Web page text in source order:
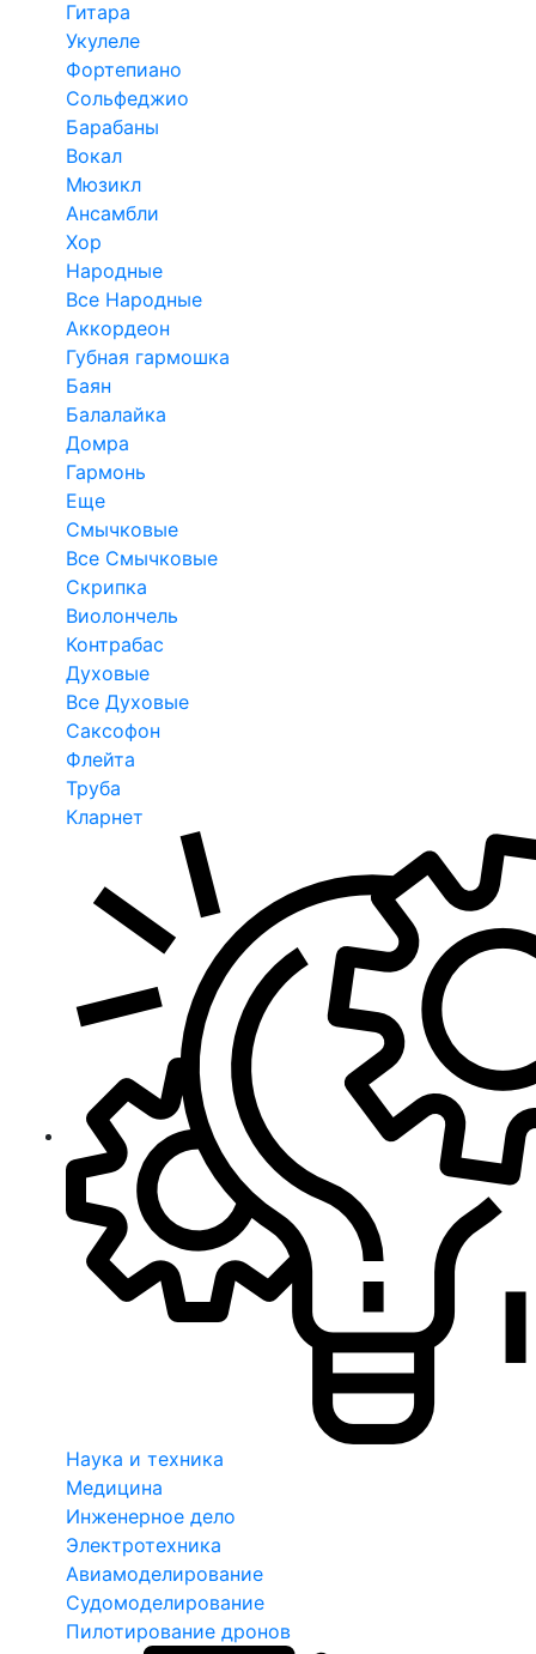
Гитара
Укулеле
Фортепиано
Сольфеджио
Барабаны
Вокал
Мюзикл
Ансамбли
Хор
Народные
Все Народные
Аккордеон
Губная гармошка
Баян
Балалайка
Домра
Гармонь
Еще
Смычковые
Все Смычковые
Скрипка
Виолончель
Контрабас
Духовые
Все Духовые
Саксофон
Флейта
Труба
Кларнет
Наука и техника
Медицина
Инженерное дело
Электротехника
Авиамоделирование
Судомоделирование
Пилотирование дронов